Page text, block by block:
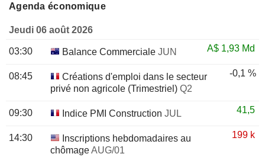
Agenda économique
Jeudi 06 août 2026
03:30 Balance Commerciale JUN A$ 1,93 Md
08:45
Créations d'emploi dans le secteur
privé non agricole (Trimestriel) Q2
-0,1 %
09:30 Indice PMI Construction JUL 41,5
14:30
Inscriptions hebdomadaires au
chômageAUG/01
199 k